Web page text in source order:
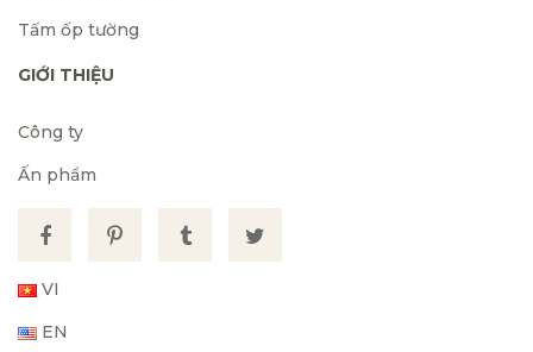
Tấm ốp tường
GIỚI THIỆU
Công ty
Ấn phẩm
VI
EN